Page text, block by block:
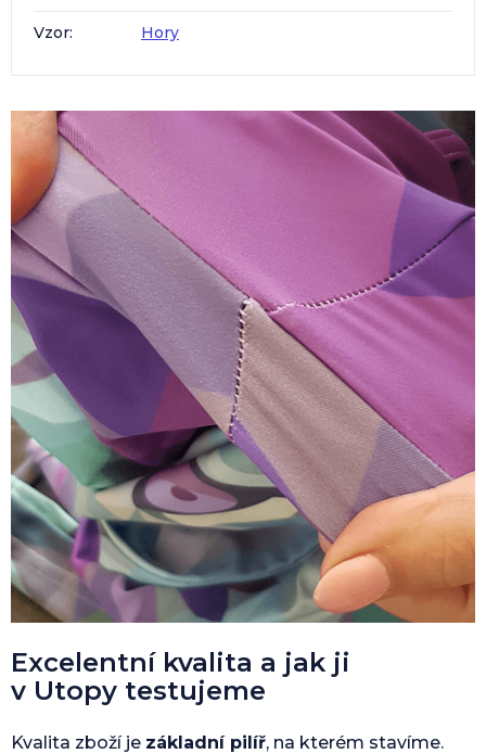
Vzor: Hory
Excelentní kvalita a jak ji
v Utopy testujeme
Kvalita zboží je základní pilíř, na kterém stavíme.